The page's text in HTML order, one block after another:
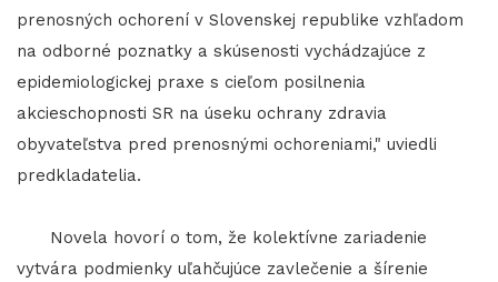
prenosných ochorení v Slovenskej republike vzhľadom
na odborné poznatky a skúsenosti vychádzajúce z
epidemiologickej praxe s cieľom posilnenia
akcieschopnosti SR na úseku ochrany zdravia
obyvateľstva pred prenosnými ochoreniami," uviedli
predkladatelia.
Novela hovorí o tom, že kolektívne zariadenie
vytvára podmienky uľahčujúce zavlečenie a šírenie